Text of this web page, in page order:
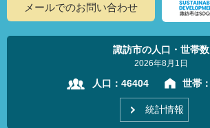
メールでのお問い合わせ
諏訪市の人口・世帯数
2026年8月1日
人口： 46404 世帯：
統計情報